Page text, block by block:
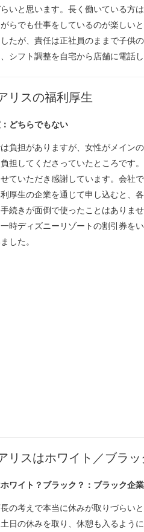
いと思います。長く働いている方
らでも仕事をしているのが楽しい
たが、責任は正社員のままで子供
シフト調整を自宅から店舗に電話
リスの福利厚生
どちらでもない
負担がありますが、女性がメイン
担してくださっていたところです
ていただき感謝しています。会社
厚生の企業を通じて申し込むと、
続きが面倒で使ったことはありま
時ディズニーリゾートの割引券を
した。
リスはホワイト／ブラッ
ワイト？ブラック？：ブラック企業
の考えで本当に休みが取りづらい
日の休みを取り、休憩も入るよう